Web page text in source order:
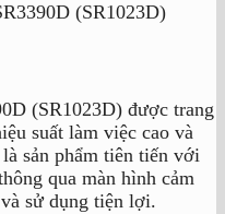
(SR1023D)
(SR1023D) được trang
suất làm việc cao và
sản phẩm tiên tiến với
qua màn hình cảm
sử dụng tiện lợi.